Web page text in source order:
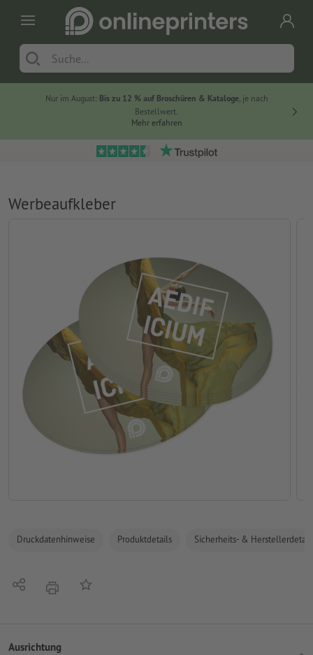
Nur im August: Bis zu 12 % auf Broschüren & Kataloge, je nach
Bestellwert.
Mehr erfahren
Werbeaufkleber
Druckdatenhinweise Produktdetails Sicherheits- &
Teilen DruckenAuf die Merkliste
Ausrichtung